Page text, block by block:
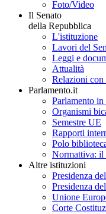
Foto/Video
Il Senato
della Repubblica
L'istituzione
Lavori del
Leggi e
Attualità
Relazioni
Parlamento.it
Parlamento in
Organismi
Semestre UE
Rapporti
Polo
Normattiva: il
Altre istituzioni
Presidenza
Presidenza
Unione
Corte